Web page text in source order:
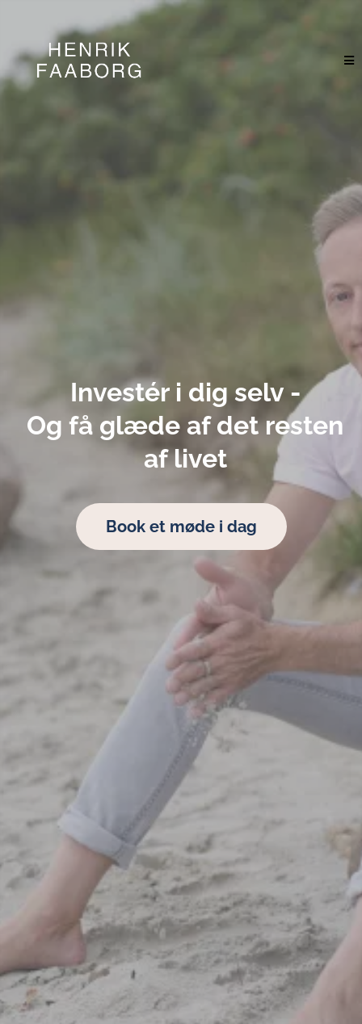
Investér i dig selv -
Og få glæde af det resten
af livet
Book et møde i dag